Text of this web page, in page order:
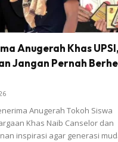
Anugerah Khas UPSI,
Jangan Pernah
Anugerah Tokoh Siswa
Khas Naib Canselor dan
inspirasi agar generasi